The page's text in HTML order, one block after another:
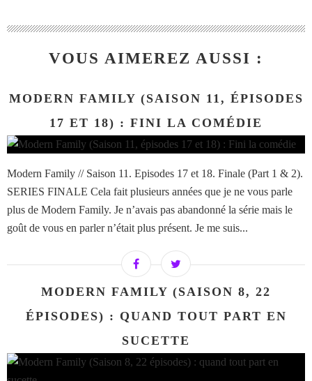
VOUS AIMEREZ AUSSI :
MODERN FAMILY (SAISON 11, ÉPISODES
17 ET 18) : FINI LA COMÉDIE
Modern Family // Saison 11. Episodes 17 et 18. Finale (Part 1 & 2).
SERIES FINALE Cela fait plusieurs années que je ne vous parle
plus de Modern Family. Je n’avais pas abandonné la série mais le
goût de vous en parler n’était plus présent. Je me suis...
MODERN FAMILY (SAISON 8, 22
ÉPISODES) : QUAND TOUT PART EN
SUCETTE